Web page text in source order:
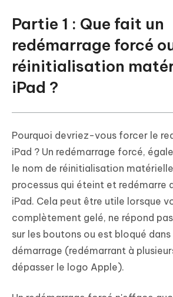
Partie 1 : Que fait un
redémarrage forcé
réinitialisation
iPad ?
Pourquoi devriez-vous forcer le
iPad ? Un redémarrage forcé,
le nom de réinitialisation
processus qui éteint et redémarre
iPad. Cela peut être utile lorsque
complètement gelé, ne répond
sur les boutons ou est bloqué
démarrage (redémarrant à
dépasser le logo Apple).